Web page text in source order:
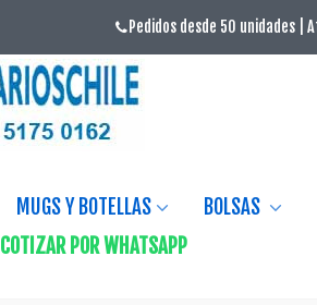
Pedidos desde 50 unidades |
MUGS Y BOTELLAS BOLSAS
COTIZAR POR WHATSAPP